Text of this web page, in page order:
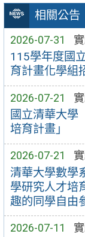
相關公告
2026-07-31
115學年度國
育計畫化學組
2026-07-21
國立清華大學
培育計畫」
2026-07-21
清華大學數學
學研究人才培
趣的同學自由
2026-07-11